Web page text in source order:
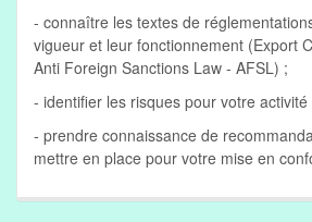
- connaître les textes de
vigueur et leur fonctionnement (Export
Anti Foreign Sanctions Law - AFSL) ;
- identifier les risques pour votre
- prendre connaissance de
mettre en place pour votre mise en